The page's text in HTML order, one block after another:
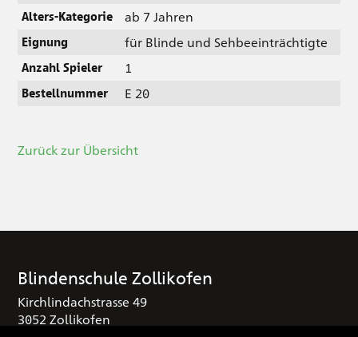
Alters-Kategorie ab 7 Jahren
Eignung für Blinde und Sehbeeinträchtigte
Anzahl Spieler 1
Bestellnummer E 20
Zurück zur Übersicht
Blindenschule Zollikofen
Kirchlindachstrasse 49
3052 Zollikofen